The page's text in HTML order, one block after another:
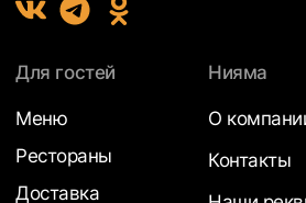
Для гостей
Меню
Рестораны
Доставка
Нияма
О
Контакты